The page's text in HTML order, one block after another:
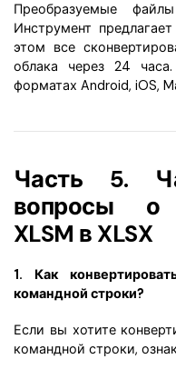
Преобразуемые
Инструмент
этом все
облака через 24
форматах Android, iOS,
Часть 5.
вопросы о
XLSM в XLSX
1. Как
командной строки?
Если вы хотите
командной строки,